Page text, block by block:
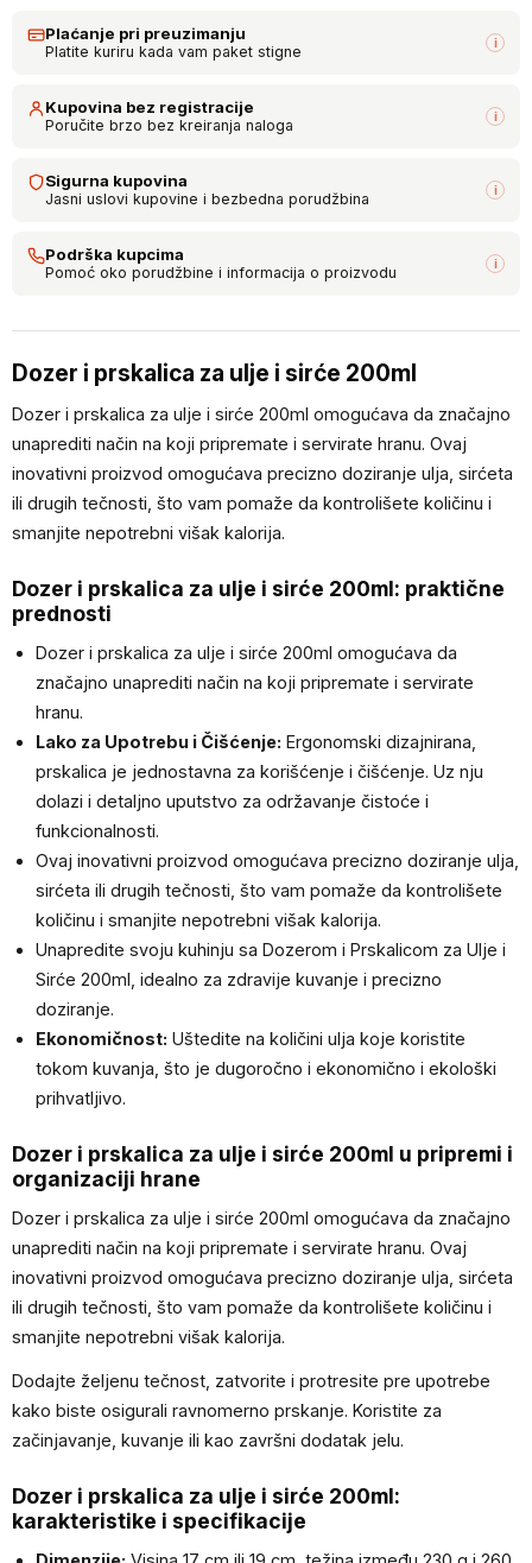
Plaćanje pri preuzimanju
Platite kuriru kada vam paket stigne i
Kupovina bez registracije
Poručite brzo bez kreiranja naloga i
Sigurna kupovina
Jasni uslovi kupovine i bezbedna porudžbina i
Podrška kupcima
Pomoć oko porudžbine i informacija o proizvodu i
Dozer i prskalica za ulje i sirće 200ml
Dozer i prskalica za ulje i sirće 200ml omogućava da značajno
unaprediti način na koji pripremate i servirate hranu. Ovaj
inovativni proizvod omogućava precizno doziranje ulja, sirćeta
ili drugih tečnosti, što vam pomaže da kontrolišete količinu i
smanjite nepotrebni višak kalorija.
Dozer i prskalica za ulje i sirće 200ml: praktične
prednosti
Dozer i prskalica za ulje i sirće 200ml omogućava da
značajno unaprediti način na koji pripremate i servirate
hranu.
Lako za Upotrebu i Čišćenje: Ergonomski dizajnirana,
prskalica je jednostavna za korišćenje i čišćenje. Uz nju
dolazi i detaljno uputstvo za održavanje čistoće i
funkcionalnosti.
Ovaj inovativni proizvod omogućava precizno doziranje ulja,
sirćeta ili drugih tečnosti, što vam pomaže da kontrolišete
količinu i smanjite nepotrebni višak kalorija.
Unapredite svoju kuhinju sa Dozerom i Prskalicom za Ulje i
Sirće 200ml, idealno za zdravije kuvanje i precizno
doziranje.
Ekonomičnost: Uštedite na količini ulja koje koristite
tokom kuvanja, što je dugoročno i ekonomično i ekološki
prihvatljivo.
Dozer i prskalica za ulje i sirće 200ml u pripremi i
organizaciji hrane
Dozer i prskalica za ulje i sirće 200ml omogućava da značajno
unaprediti način na koji pripremate i servirate hranu. Ovaj
inovativni proizvod omogućava precizno doziranje ulja, sirćeta
ili drugih tečnosti, što vam pomaže da kontrolišete količinu i
smanjite nepotrebni višak kalorija.
Dodajte željenu tečnost, zatvorite i protresite pre upotrebe
kako biste osigurali ravnomerno prskanje. Koristite za
začinjavanje, kuvanje ili kao završni dodatak jelu.
Dozer i prskalica za ulje i sirće 200ml:
karakteristike i specifikacije